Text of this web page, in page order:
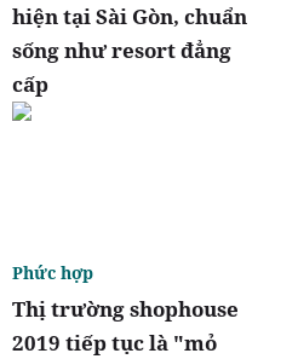
hiện tại Sài Gòn, chuẩn
sống như resort đẳng
cấp
Thị trường shophouse
2019 tiếp tục là "mỏ
Phức hợp